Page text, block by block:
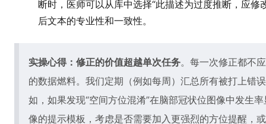
断时，医师可以从库中选择“此描述为过度推断，应
后文本的专业性和一致性。
实操心得：修正的价值超越单次任务。每一次修正都不
的数据燃料。我们定期（例如每周）汇总所有被打上错
如，如果发现“空间方位混淆”在脑部冠状位图像中发生
像的提示模板，考虑是否需要加入更强烈的方位提醒，